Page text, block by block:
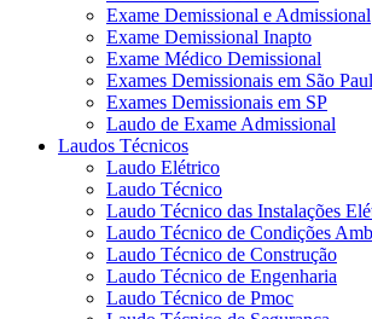
Exame Demissional e Admissional
Exame Demissional Inapto
Exame Médico Demissional
Exames Demissionais em São
Exames Demissionais em SP
Laudo de Exame Admissional
Laudos Técnicos
Laudo Elétrico
Laudo Técnico
Laudo Técnico das Instalações
Laudo Técnico de Condições
Laudo Técnico de Construção
Laudo Técnico de Engenharia
Laudo Técnico de Pmoc